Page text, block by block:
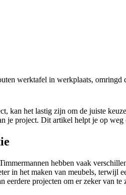
kan het lastig zijn om de juiste
je project. Dit artikel helpt je op
hebben vaak
in het maken van meubels,
eerdere projecten om er zeker van